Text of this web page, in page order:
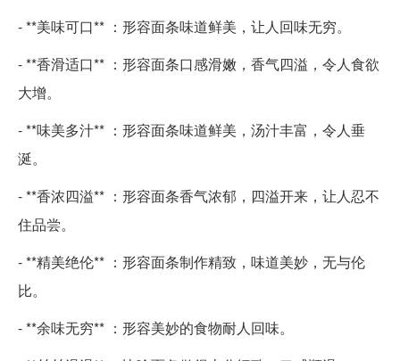
- **美味可口** ：形容面条味道鲜美，让人回味无穷。
- **香滑适口** ：形容面条口感滑嫩，香气四溢，令人食欲
大增。
- **味美多汁** ：形容面条味道鲜美，汤汁丰富，令人垂
涎。
- **香浓四溢** ：形容面条香气浓郁，四溢开来，让人忍不
住品尝。
- **精美绝伦** ：形容面条制作精致，味道美妙，无与伦
比。
- **余味无穷** ：形容美妙的食物耐人回味。